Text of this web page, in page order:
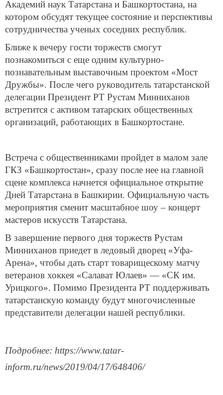
Академий наук Татарстана и Башкортостана, на
котором обсудят текущее состояние и перспективы
сотрудничества ученых соседних республик.
Ближе к вечеру гости торжеств смогут
познакомиться с еще одним культурно-
познавательным выставочным проектом «Мост
Дружбы». После чего руководитель татарстанской
делегации Президент РТ Рустам Минниханов
встретится с активом татарских общественных
организаций, работающих в Башкортостане.
Встреча с общественниками пройдет в малом зале
ГКЗ «Башкортостан», сразу после нее на главной
сцене комплекса начнется официальное открытие
Дней Татарстана в Башкирии. Официальную часть
мероприятия сменит масштабное шоу – концерт
мастеров искусств Татарстана.
В завершение первого дня торжеств Рустам
Минниханов приедет в ледовый дворец «Уфа-
Арена», чтобы дать старт товарищескому матчу
ветеранов хоккея «Салават Юлаев» — «СК им.
Урицкого». Помимо Президента РТ поддерживать
татарстанскую команду будут многочисленные
представители делегации нашей республики.
Подробнее: https://www.tatar-
inform.ru/news/2019/04/17/648406/